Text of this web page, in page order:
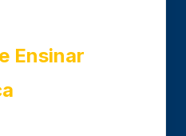
Ensinar